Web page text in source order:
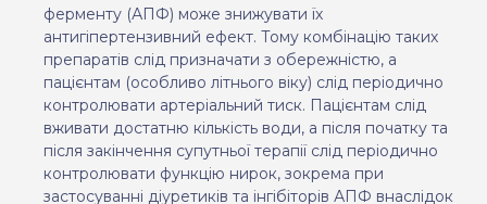
ферменту (АПФ) може знижувати їх
антигіпертензивний ефект. Тому комбінацію таких
препаратів слід призначати з обережністю, а
пацієнтам (особливо літнього віку) слід періодично
контролювати артеріальний тиск. Пацієнтам слід
вживати достатню кількість води, а після початку та
після закінчення супутньої терапії слід періодично
контролювати функцію нирок, зокрема при
застосуванні діуретиків та інгібіторів АПФ внаслідок